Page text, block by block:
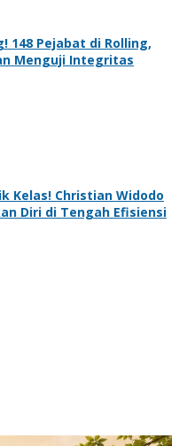
148 Pejabat di Rolling,
Menguji Integritas
Kelas! Christian Widodo
Diri di Tengah Efisiensi